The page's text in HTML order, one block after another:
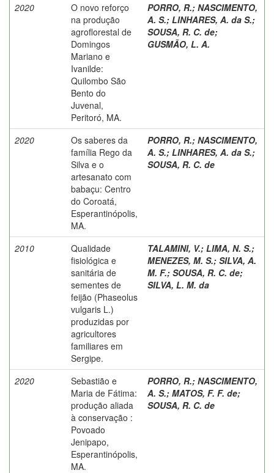
2020
O novo reforço
na produção
agroflorestal de
Domingos
Mariano e
Ivanilde:
Quilombo São
Bento do
Juvenal,
Peritoró, MA.
PORRO, R.; NASCIMENTO,
A. S.; LINHARES, A. da S.;
SOUSA, R. C. de;
GUSMÃO, L. A.
2020
Os saberes da
família Rego da
Silva e o
artesanato com
babaçu: Centro
do Coroatá,
Esperantinópolis,
MA.
PORRO, R.; NASCIMENTO,
A. S.; LINHARES, A. da S.;
SOUSA, R. C. de
2010
Qualidade
fisiológica e
sanitária de
sementes de
feijão (Phaseolus
vulgaris L.)
produzidas por
agricultores
familiares em
Sergipe.
TALAMINI, V.; LIMA, N. S.;
MENEZES, M. S.; SILVA, A.
M. F.; SOUSA, R. C. de;
SILVA, L. M. da
2020
Sebastião e
Maria de Fátima:
produção aliada
à conservação :
Povoado
Jenipapo,
Esperantinópolis,
MA.
PORRO, R.; NASCIMENTO,
A. S.; MATOS, F. F. de;
SOUSA, R. C. de